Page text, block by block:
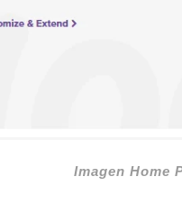
Imagen Home